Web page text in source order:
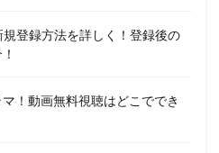
登録方法を詳しく！登録後の
！動画無料視聴はどこででき